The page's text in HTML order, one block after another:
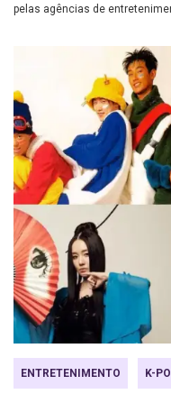
pelas agências de
ENTRETENIMENTO K-